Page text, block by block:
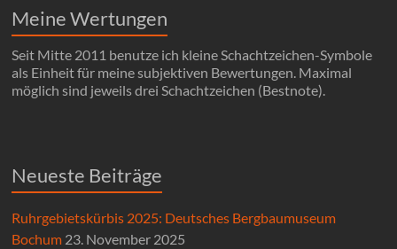
Meine Wertungen
Seit Mitte 2011 benutze ich kleine Schachtzeichen-Symbole
als Einheit für meine subjektiven Bewertungen. Maximal
möglich sind jeweils drei Schachtzeichen (Bestnote).
Neueste Beiträge
Ruhrgebietskürbis 2025: Deutsches Bergbaumuseum
Bochum 23. November 2025